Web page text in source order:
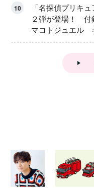
10
「名探偵プリキ
２弾が登場！ 付
マコトジュエル
ドウ アイスver.